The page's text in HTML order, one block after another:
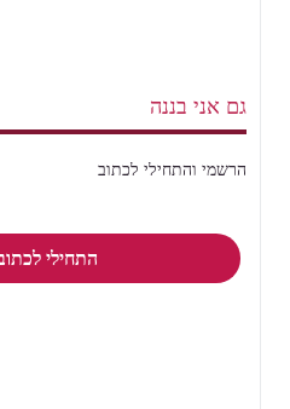
גם אני בננה
הרשמי והתחילי לכתוב
התחילי